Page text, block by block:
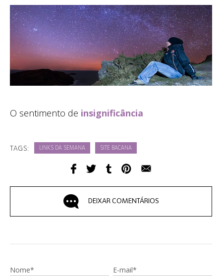
O sentimento de insignificância
TAGS: LINKS DA SEMANA SITE BACANA
DEIXAR COMENTÁRIOS
Nome* E-mail*